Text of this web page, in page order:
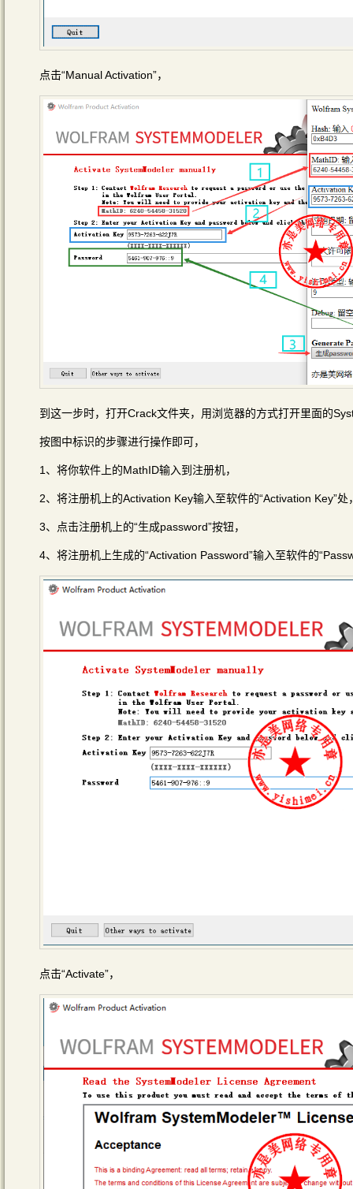
点击“Manual Activation”，
到这一步时，打开Crack文件夹，用浏览器的方式打开里面的
按图中标识的步骤进行操作即可，
1、将你软件上的MathID输入到注册机，
2、将注册机上的Activation Key输入至软件的“Activation Key”处
3、点击注册机上的“生成password”按钮，
4、将注册机上生成的“Activation Password”输入至软件的
点击“Activate”，